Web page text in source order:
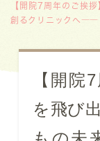
【開院7周年のご挨
創るクリニックへ――
【開院
を飛び